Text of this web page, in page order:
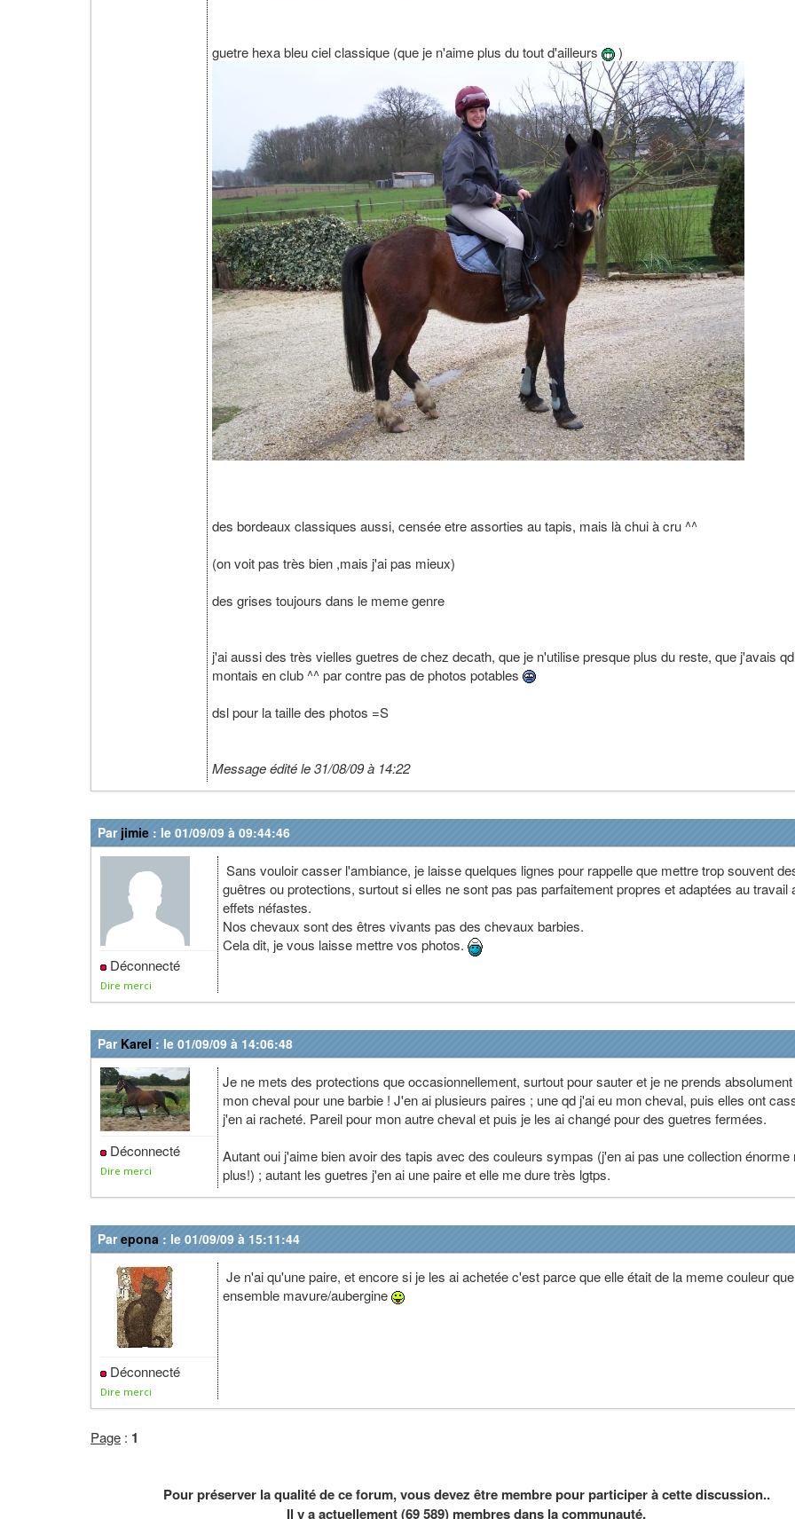
guetre hexa bleu ciel classique (que je n'aime plus du tout d'ailleurs )
des bordeaux classiques aussi, censée etre assorties au tapis, mais là chui à cru ^^
(on voit pas très bien ,mais j'ai pas mieux)
des grises toujours dans le meme genre
j'ai aussi des très vielles guetres de chez decath, que je n'utilise presque plus du reste, que j'avais
montais en club ^^ par contre pas de photos potables
dsl pour la taille des photos =S
Message édité le 31/08/09 à 14:22
Par jimie : le 01/09/09 à 09:44:46
Déconnecté
Dire merci
Sans vouloir casser l'ambiance, je laisse quelques lignes pour rappelle que mettre trop souvent
guêtres ou protections, surtout si elles ne sont pas pas parfaitement propres et adaptées au travail
effets néfastes.
Nos chevaux sont des êtres vivants pas des chevaux barbies.
Cela dit, je vous laisse mettre vos photos.
Par Karel : le 01/09/09 à 14:06:48
Déconnecté
Dire merci
Je ne mets des protections que occasionnellement, surtout pour sauter et je ne prends
mon cheval pour une barbie ! J'en ai plusieurs paires ; une qd j'ai eu mon cheval, puis elles ont
j'en ai racheté. Pareil pour mon autre cheval et puis je les ai changé pour des guetres fermées.
Autant oui j'aime bien avoir des tapis avec des couleurs sympas (j'en ai pas une collection énorme
plus!) ; autant les guetres j'en ai une paire et elle me dure très lgtps.
Parepona : le 01/09/09 à 15:11:44
Déconnecté
Dire merci
Je n'ai qu'une paire, et encore si je les ai achetée c'est parce que elle était de la meme couleur
ensemble mavure/aubergine
Page : 1
Pour préserver la qualité de ce forum, vous devez être membre pour participer à cette discussion..
Il y a actuellement (69 589) membres dans la communauté.